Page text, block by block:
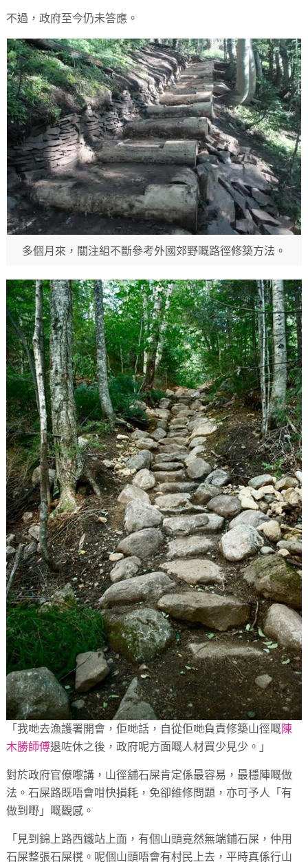
不過，政府至今仍未答應。
多個月來，關注組不斷參考外國郊野嘅路徑修築方法。
「我哋去漁護署開會，佢哋話，自從佢哋負責修築山徑嘅陳
木勝師傅退咗休之後，政府呢方面嘅人材買少見少。」
對於政府官僚嚟講，山徑舖石屎肯定係最容易，最穩陣嘅做
法。石屎路既唔會咁快損耗，免卻維修問題，亦可予人「有
做到嘢」嘅觀感 。
「見到錦上路西鐵站上面，有個山頭竟然無端鋪石屎，仲用
石屎整張石屎櫈。呢個山頭唔會有村民上去，平時真係行山